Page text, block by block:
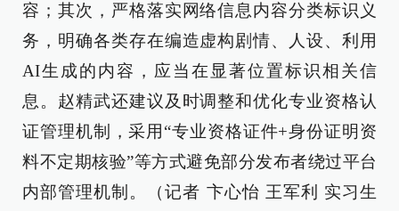
容；其次，严格落实网络信息内容分类标识义
务，明确各类存在编造虚构剧情、人设、利用
AI生成的内容，应当在显著位置标识相关信
息。赵精武还建议及时调整和优化专业资格认
证管理机制，采用“专业资格证件+身份证明资
料不定期核验”等方式避免部分发布者绕过平台
内部管理机制。（记者 卞心怡 王军利 实习生